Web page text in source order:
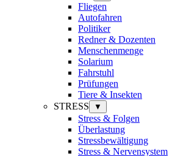
Fliegen
Autofahren
Politiker
Redner & Dozenten
Menschenmenge
Solarium
Fahrstuhl
Prüfungen
Tiere & Insekten
STRESS
▼
Stress & Folgen
Überlastung
Stressbewältigung
Stress & Nervensystem